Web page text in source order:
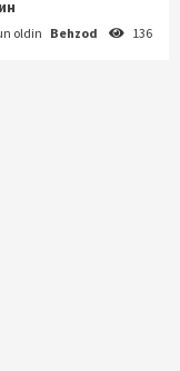
oldin Behzod 136